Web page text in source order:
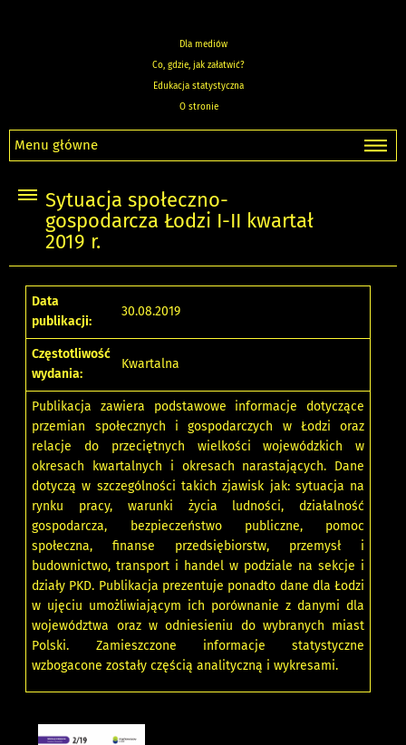
Dla mediów
Co, gdzie, jak załatwić?
Edukacja statystyczna
O stronie
Menu główne
Sytuacja społeczno-
gospodarcza Łodzi I-II kwartał
2019 r.
Data
publikacji:
30.08.2019
Częstotliwość
wydania:
Kwartalna
Publikacja zawiera podstawowe informacje dotyczące
przemian społecznych i gospodarczych w Łodzi oraz
relacje do przeciętnych wielkości wojewódzkich w
okresach kwartalnych i okresach narastających. Dane
dotyczą w szczególności takich zjawisk jak: sytuacja na
rynku pracy, warunki życia ludności, działalność
gospodarcza, bezpieczeństwo publiczne, pomoc
społeczna, finanse przedsiębiorstw, przemysł i
budownictwo, transport i handel w podziale na sekcje i
działy PKD. Publikacja prezentuje ponadto dane dla Łodzi
w ujęciu umożliwiającym ich porównanie z danymi dla
województwa oraz w odniesieniu do wybranych miast
Polski. Zamieszczone informacje statystyczne
wzbogacone zostały częścią analityczną i wykresami.